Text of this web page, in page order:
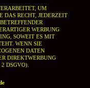
UM
DAS RECHT, JEDERZEIT
WERBUNG
SOWEIT ES MIT
WENN SIE
DATEN
DIREKTWERBUNG
DSGVO).